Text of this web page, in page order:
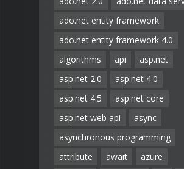
ado.net entity framework
ado.net entity framework 4.0
algorithms
api
asp.net
asp.net 2.0
asp.net 4.0
asp.net 4.5
asp.net core
asp.net web api
async
asynchronous programming
attribute
await
azure